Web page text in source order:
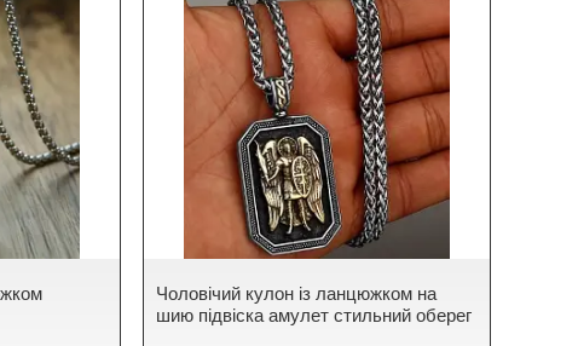
Чоловічий кулон із ланцюжком на
шию підвіска амулет стильний оберег